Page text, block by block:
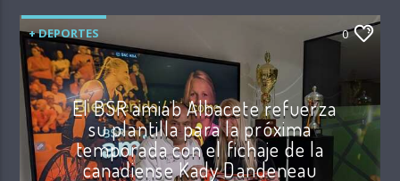
+ DEPORTES 0
El BSR amiab Albacete refuerza
su plantilla para la próxima
temporada con el fichaje de la
canadiense Kady Dandeneau